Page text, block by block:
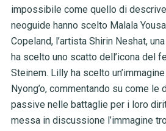
impossibile come quello di
neoguide hanno scelto Malala
Copeland, l’artista Shirin Neshat,
ha scelto uno scatto dell’icona del
Steinem. Lilly ha scelto
Nyong’o, commentando su come le
passive nelle battaglie per i loro
messa in discussione l’immagine